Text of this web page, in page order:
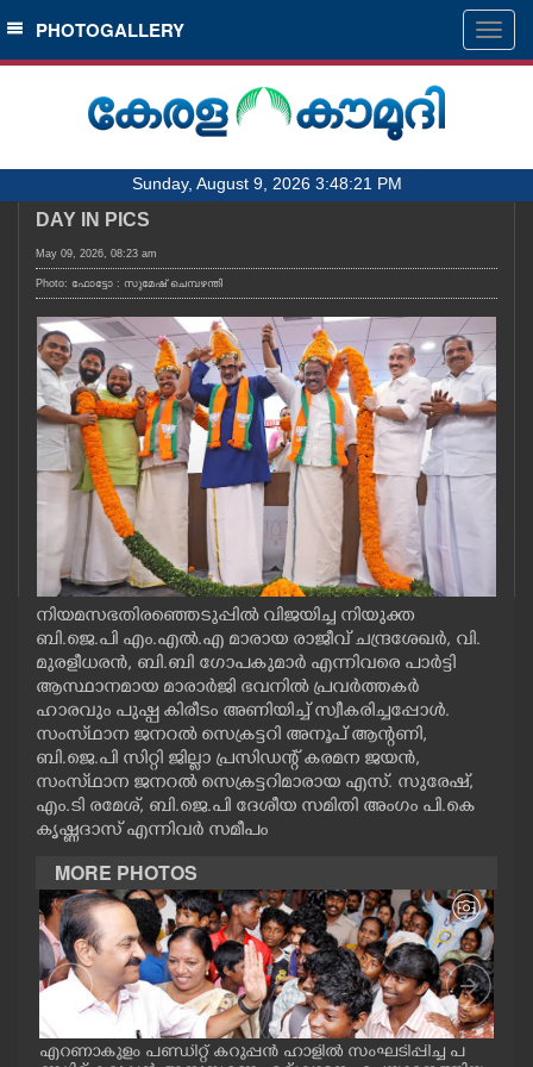
SECTIONS
HOME
NOTIFIED NEWS
KERALA
LOCAL
OBITUARY
NEWS 360
CASE DIARY
CINEMA
OPINION
PHOTOS
LIFESTYLE
SPIRITUAL
INFO+
ART
PHOTOGALLERY
Sunday, August 9, 2026 3:48:21 PM
DAY IN PICS
May 09, 2026, 08:23 am
Photo: ഫോട്ടോ : സുമേഷ് ചെമ്പഴന്തി
നിയമസഭതിരഞ്ഞെടുപ്പിൽ വിജയിച്ച നിയുക്ത
ബി.ജെ.പി എം.എൽ.എ മാരായ രാജീവ് ചന്ദ്രശേഖർ, വി.
മുരളീധരൻ, ബി.ബി ഗോപകുമാർ എന്നിവരെ പാർട്ടി
ആസ്ഥാനമായ മാരാർജി ഭവനിൽ പ്രവർത്തകർ
ഹാരവും പുഷ്പ കിരീടം അണിയിച്ച് സ്വീകരിച്ചപ്പോൾ.
സംസ്‌ഥാന ജനറൽ സെക്രട്ടറി അനൂപ് ആന്റണി,
ബി.ജെ.പി സിറ്റി ജില്ലാ പ്രസിഡന്റ് കരമന ജയൻ,
സംസ്‌ഥാന ജനറൽ സെക്രട്ടറിമാരായ എസ്. സുരേഷ്,
എം.ടി രമേശ്, ബി.ജെ.പി ദേശീയ സമിതി അംഗം പി.കെ
കൃഷ്ണദാസ് എന്നിവർ സമീപം
MORE PHOTOS
എറണാകുളം പണ്ഡിറ്റ് കറുപ്പൻ ഹാളിൽ സംഘടിപ്പിച്ച പ